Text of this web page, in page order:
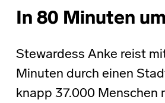
In 80 Minuten
Stewardess Anke reist
Minuten durch einen
knapp 37.000 Menschen